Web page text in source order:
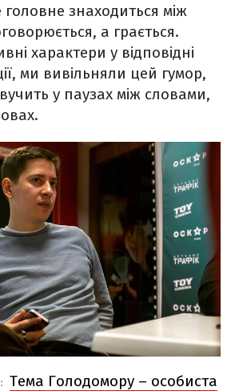
головне знаходиться між
а грається.
характери у відповідні
ми вивільняли цей гумор,
у паузах між словами,
Тема Голодомору – особиста